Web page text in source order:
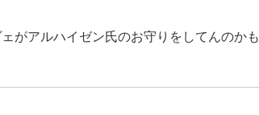
がアルハイゼン氏のお守りをしてんのかも